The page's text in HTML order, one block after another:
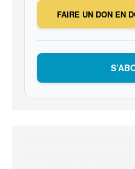
FAIRE UN DON EN